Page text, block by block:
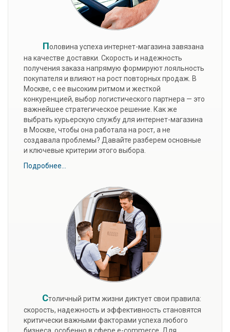
Половина успеха интернет-магазина завязана
на качестве доставки. Скорость и надежность
получения заказа напрямую формируют лояльность
покупателя и влияют на рост повторных продаж. В
Москве, с ее высоким ритмом и жесткой
конкуренцией, выбор логистического партнера — это
важнейшее стратегическое решение. Как же
выбрать курьерскую службу для интернет-магазина
в Москве, чтобы она работала на рост, а не
создавала проблемы? Давайте разберем основные
и ключевые критерии этого выбора.
Подробнее...
Столичный ритм жизни диктует свои правила:
скорость, надежность и эффективность становятся
критически важными факторами успеха любого